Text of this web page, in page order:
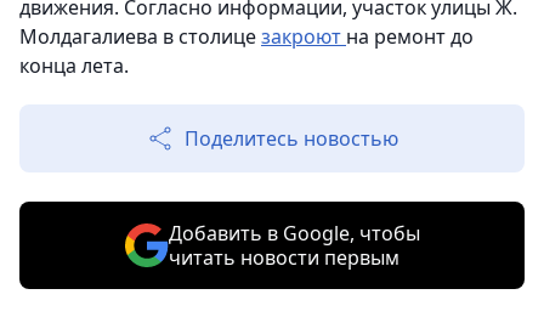
движения. Согласно информации, участок улицы Ж.
Молдагалиева в столицезакроют на ремонт до
конца лета.
Поделитесь новостью
Добавить в Google, чтобы
читать новости первым